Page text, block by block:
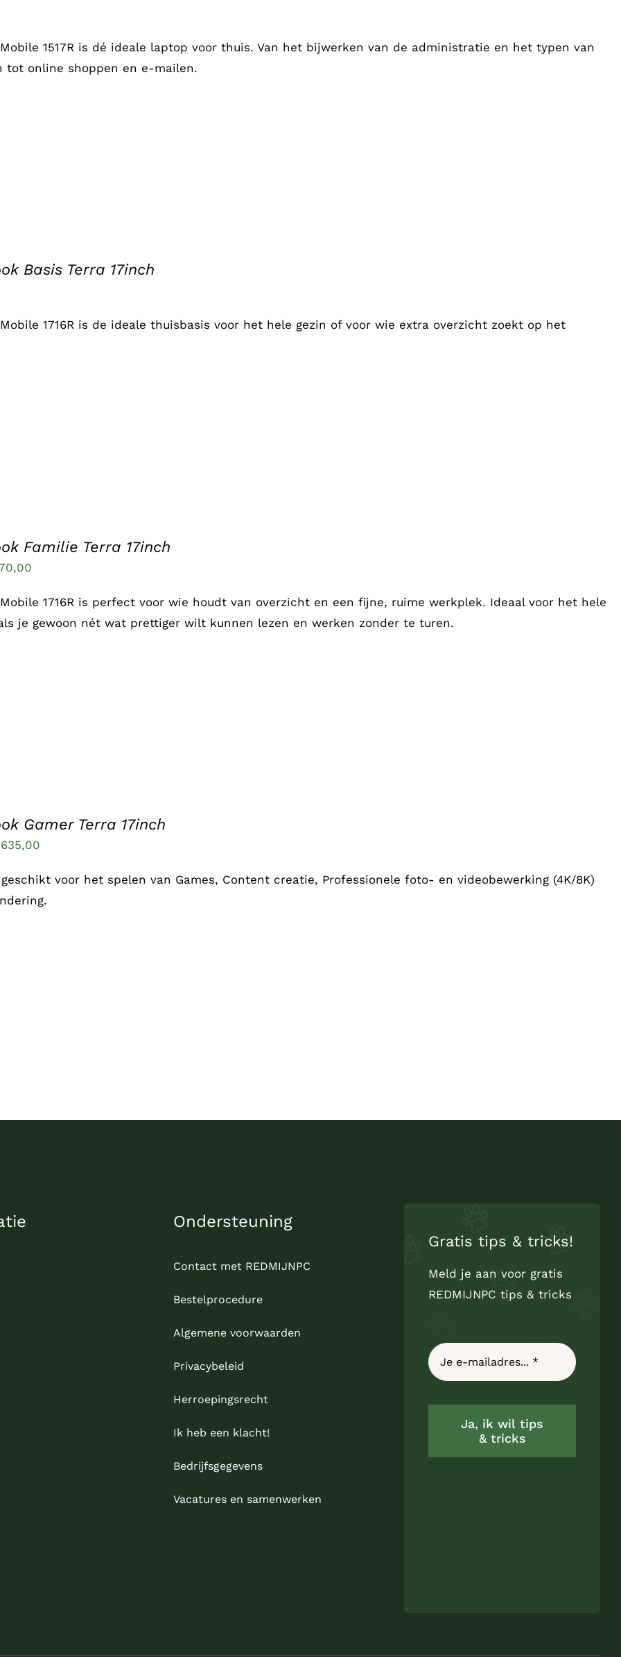
Mobile 1517R is dé ideale laptop voor thuis. Van het bijwerken van de administratie en het typen van
tot online shoppen en e-mailen.
Basis Terra 17inch
Mobile 1716R is de ideale thuisbasis voor het hele gezin of voor wie extra overzicht zoekt op het
Familie Terra 17inch
Mobile 1716R is perfect voor wie houdt van overzicht en een fijne, ruime werkplek. Ideaal voor het hele
je gewoon nét wat prettiger wilt kunnen lezen en werken zonder te turen.
Gamer Terra 17inch
voor het spelen van Games, Content creatie, Professionele foto- en videobewerking (4K/8K)
Ondersteuning
Contact met REDMIJNPC
Bestelprocedure
Algemene voorwaarden
Privacybeleid
Herroepingsrecht
Ik heb een klacht!
Bedrijfsgegevens
Vacatures en samenwerken
Gratis tips & tricks!
Meld je aan voor gratis
REDMIJNPC tips & tricks
Ja, ik wil tips
& tricks